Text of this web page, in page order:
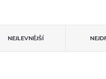
NEJLEVNĚJŠÍ